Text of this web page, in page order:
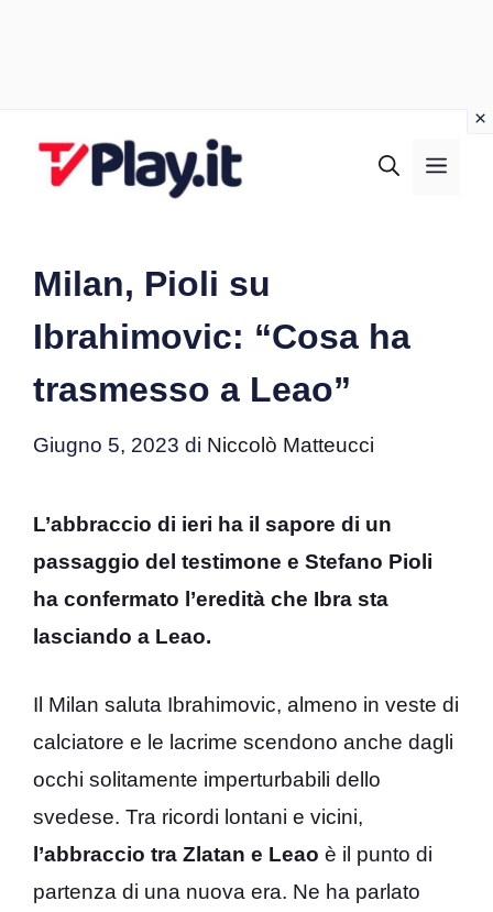
Milan, Pioli su
Ibrahimovic: “Cosa ha
trasmesso a Leao”
Giugno 5, 2023 di Niccolò Matteucci
L’abbraccio di ieri ha il sapore di un
passaggio del testimone e Stefano Pioli
ha confermato l’eredità che Ibra sta
lasciando a Leao.
Il Milan saluta Ibrahimovic, almeno in veste di
calciatore e le lacrime scendono anche dagli
occhi solitamente imperturbabili dello
svedese. Tra ricordi lontani e vicini,
l’abbraccio tra Zlatan e Leao è il punto di
partenza di una nuova era. Ne ha parlato